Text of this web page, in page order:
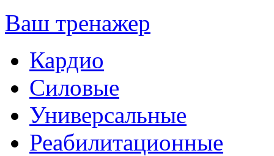
Ваш тренажер
Кардио
Силовые
Универсальные
Реабилитационные